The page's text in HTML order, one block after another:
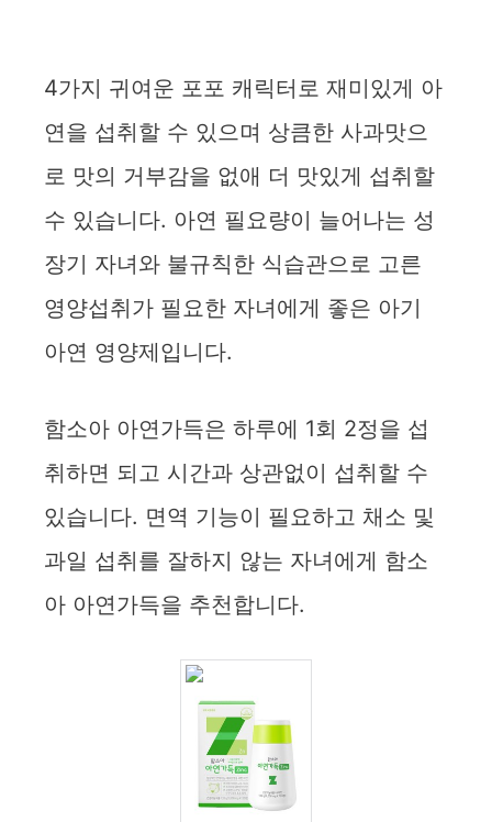
4가지 귀여운 포포 캐릭터로 재미있게 아
연을 섭취할 수 있으며 상큼한 사과맛으
로 맛의 거부감을 없애 더 맛있게 섭취할
수 있습니다. 아연 필요량이 늘어나는 성
장기 자녀와 불규칙한 식습관으로 고른
영양섭취가 필요한 자녀에게 좋은 아기
아연 영양제입니다.
함소아 아연가득은 하루에 1회 2정을 섭
취하면 되고 시간과 상관없이 섭취할 수
있습니다. 면역 기능이 필요하고 채소 및
과일 섭취를 잘하지 않는 자녀에게 함소
아 아연가득을 추천합니다.